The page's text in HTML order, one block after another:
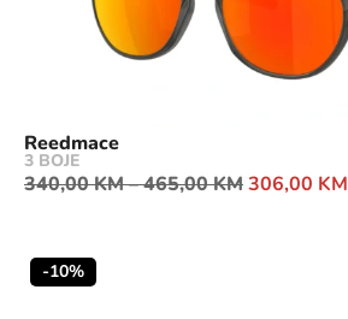
Reedmace
3 BOJE
340,00KM–465,00KM306,00 KM
-10%